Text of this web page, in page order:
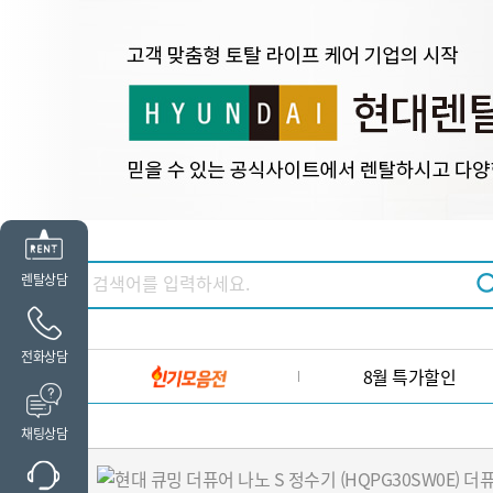
8월 특가할인
렌탈상담
전화상담
채팅상담